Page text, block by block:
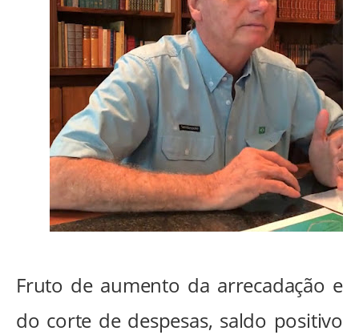
Fruto de aumento da arrecadação e
do corte de despesas, saldo positivo